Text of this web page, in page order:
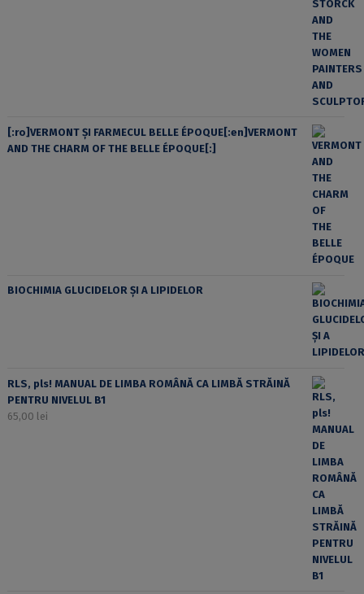
[:ro]VERMONT ȘI FARMECUL BELLE ÉPOQUE[:en]VERMONT
AND THE CHARM OF THE BELLE ÉPOQUE[:]
BIOCHIMIA GLUCIDELOR ȘI A LIPIDELOR
RLS, pls! MANUAL DE LIMBA ROMÂNĂ CA LIMBĂ STRĂINĂ
PENTRU NIVELUL B1
65,00 lei